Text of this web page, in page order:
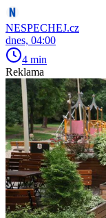
NESPECHEJ.cz
dnes, 04:00
4 min
Reklama